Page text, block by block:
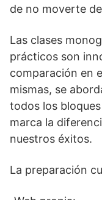
de no moverte
Las clases
prácticos son
comparación en
mismas, se
todos los
marca la
nuestros éxitos.
La preparación